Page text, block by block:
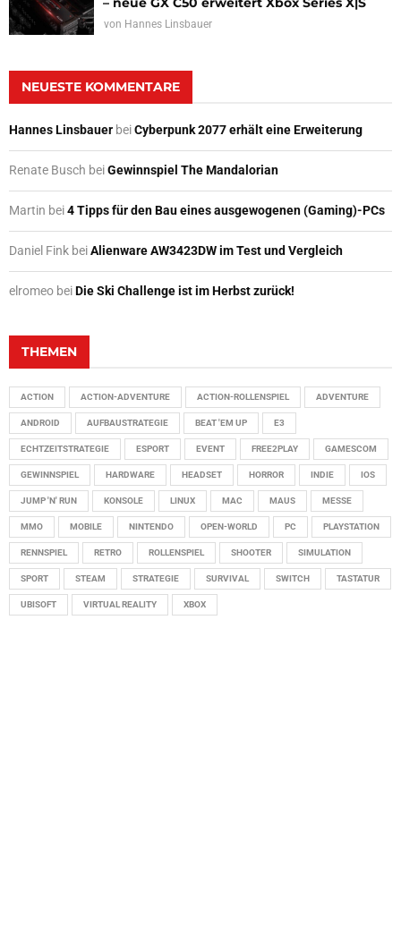
von Hannes Linsbauer
NEUESTE KOMMENTARE
Hannes Linsbauer beiCyberpunk 2077 erhält eine Erweiterung
Renate Busch beiGewinnspiel The Mandalorian
Martin bei4 Tipps für den Bau eines ausgewogenen (Gaming)-PCs
Daniel Fink beiAlienware AW3423DW im Test und Vergleich
elromeo beiDie Ski Challenge ist im Herbst zurück!
THEMEN
ACTION ACTION-ADVENTURE ACTION-ROLLENSPIEL ADVENTURE
ANDROID AUFBAUSTRATEGIE BEAT 'EM UP E3
ECHTZEITSTRATEGIE ESPORT EVENT FREE2PLAY GAMESCOM
GEWINNSPIEL HARDWARE HEADSET HORROR INDIE IOS
JUMP 'N' RUN KONSOLE LINUX MAC MAUS MESSE
MMO MOBILE NINTENDO OPEN-WORLD PC PLAYSTATION
RENNSPIEL RETRO ROLLENSPIEL SHOOTER SIMULATION
SPORT STEAM STRATEGIE SURVIVAL SWITCH TASTATUR
UBISOFT VIRTUAL REALITY XBOX